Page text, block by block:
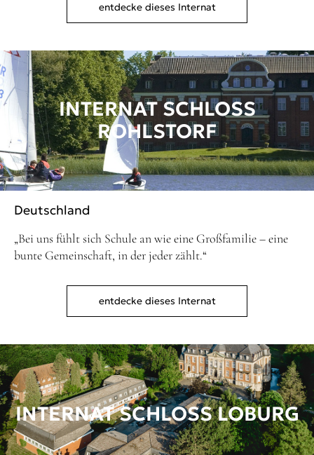
entdecke dieses Internat
INTERNAT SCHLOSS
ROHLSTORF
Deutschland
„Bei uns fühlt sich Schule an wie eine Großfamilie – eine
bunte Gemeinschaft, in der jeder zählt.“
entdecke dieses Internat
INTERNAT SCHLOSS LOBURG